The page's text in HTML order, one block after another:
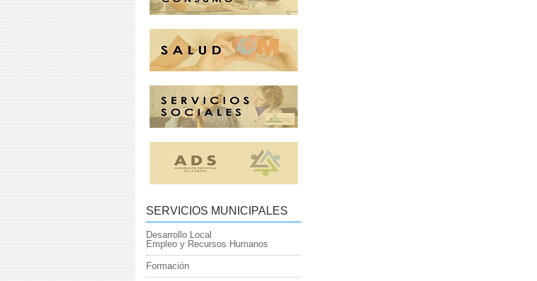
SERVICIOS MUNICIPALES
Desarrollo Local
Empleo y Recursos Humanos
Formación